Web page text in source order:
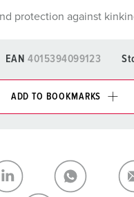
protection against
EAN 4015394099123
ADD TO BOOKMARKS